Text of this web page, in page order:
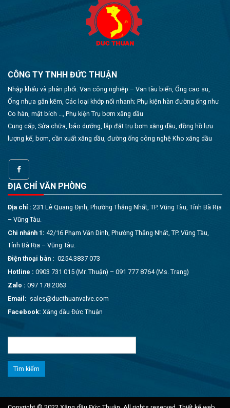
CÔNG TY TNHH ĐỨC THUẬN
Nhập khẩu và phân phối: Van công nghiệp – Van tàu biển, Ống cao su,
Ống nhựa gân kẽm, Các loại khớp nối nhanh; Phụ kiện hàn đường ống như
Co hàn, mặt bích …, Phụ kiện Trụ bơm xăng dầu
Cung cấp, Sửa chữa, bảo dưỡng, lắp đặt trụ bơm xăng dầu, đồng hồ lưu
lượng kế, bơm, cần xuất xăng dầu, đường ống công nghệ Kho xăng dầu
ĐỊA CHỈ VĂN PHÒNG
Địa chỉ : 231 Lê Quang Định, Phường Thắng Nhất, TP. Vũng Tàu, Tỉnh Bà Rịa
– Vũng Tàu.
Chi nhánh 1: 42/16 Phạm Văn Dinh, Phường Thắng Nhất, TP. Vũng Tàu,
Tỉnh Bà Rịa – Vũng Tàu.
Điện thoại bàn : 0254.3837 073
Hotline : 0903 731 015 (Mr. Thuận) – 091 777 8764 (Ms. Trang)
Zalo : 097 178 2063
Email: sales@ducthuanvalve.com
Facebook: Xăng dầu Đức Thuận
kiếm
cho: